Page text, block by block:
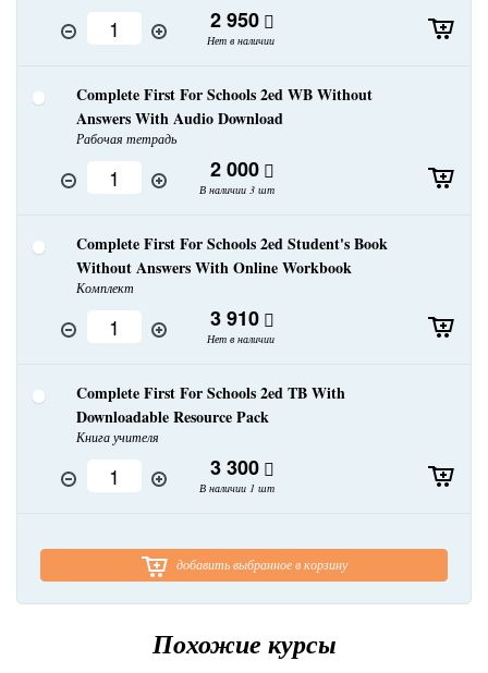
2 950
Нет в наличии
Complete First For Schools 2ed WB Without
Answers With Audio Download
Рабочая тетрадь
2 000
В наличии 3 шт
Complete First For Schools 2ed Student's Book
Without Answers With Online Workbook
Комплект
3 910
Нет в наличии
Complete First For Schools 2ed TB With
Downloadable Resource Pack
Книга учителя
3 300
В наличии 1 шт
добавить выбранное в корзину
Похожие курсы